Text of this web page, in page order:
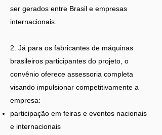
ser gerados entre Brasil e empresas
internacionais.
2. Já para os fabricantes de máquinas
brasileiros participantes do projeto, o
convênio oferece assessoria completa
visando impulsionar competitivamente a
empresa:
participação em feiras e eventos nacionais
e internacionais